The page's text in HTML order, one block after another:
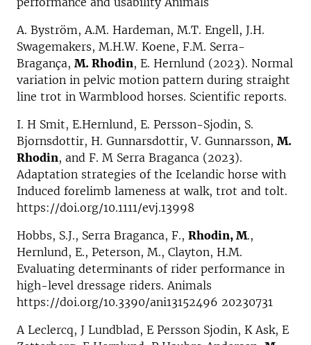
A. Byström, A.M. Hardeman, M.T. Engell, J.H.
Swagemakers, M.H.W. Koene, F.M. Serra-
Bragança, M. Rhodin, E. Hernlund (2023). Normal
variation in pelvic motion pattern during straight
line trot in Warmblood horses. Scientific reports.
I. H Smit, E.Hernlund, E. Persson-Sjodin, S.
Bjornsdottir, H. Gunnarsdottir, V. Gunnarsson, M.
Rhodin, and F. M Serra Braganca (2023).
Adaptation strategies of the Icelandic horse with
Induced forelimb lameness at walk, trot and tolt.
https://doi.org/10.1111/evj.13998
Hobbs, S.J., Serra Braganca, F., Rhodin, M.,
Hernlund, E., Peterson, M., Clayton, H.M.
Evaluating determinants of rider performance in
high-level dressage riders. Animals
https://doi.org/10.3390/ani13152496 20230731
A Leclercq, J Lundblad, E Persson Sjodin, K Ask, E